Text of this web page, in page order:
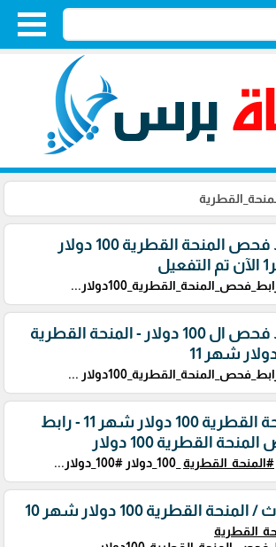
رابط فحص المنحة القطرية 100 دولار
رابط فحص ال 100 دولار - المنحة القطرية
...
المنحة القطرية 100 دولار شهر 11 - رابط
القطرية 100 دولار
#المنحة_القطرية
القطرية 100 دولار شهر 10